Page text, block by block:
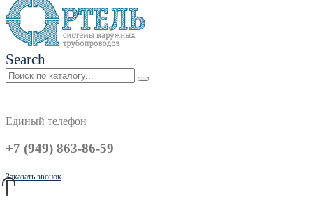
Search
Единый телефон
+7 (949) 863-86-59
Заказать звонок